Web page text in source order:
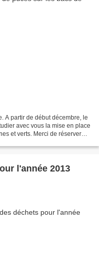
A partir de début décembre, le
avec vous la mise en place
et verts. Merci de réserver
l'année 2013